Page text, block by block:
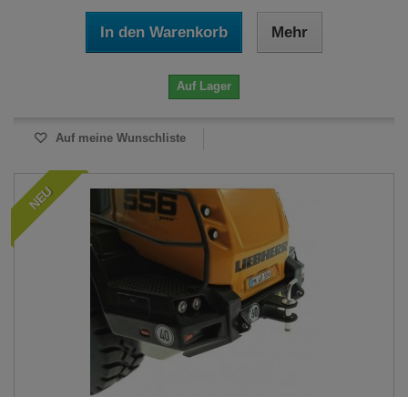
In den Warenkorb Mehr
Auf Lager
Auf meine Wunschliste
NEU